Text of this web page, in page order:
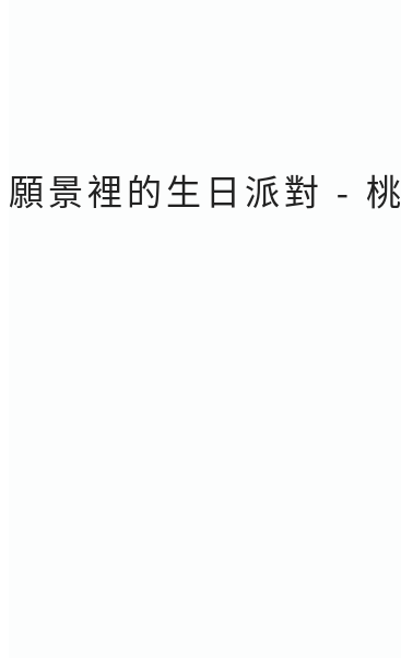
願景裡的生日派對 -